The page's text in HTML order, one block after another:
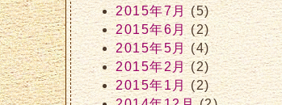
2015年7月(5)
2015年6月(2)
2015年5月(4)
2015年2月(2)
2015年1月 (2)